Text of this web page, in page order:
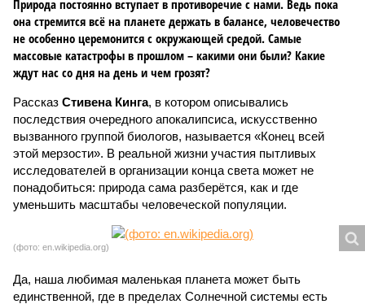
Природа постоянно вступает в противоречие с нами. Ведь пока
она стремится всё на планете держать в балансе, человечество
не особенно церемонится с окружающей средой. Самые
массовые катастрофы в прошлом – какими они были? Какие
ждут нас со дня на день и чем грозят?
Рассказ Стивена Кинга, в котором описывались
последствия очередного апокалипсиса, искусственно
вызванного группой биологов, называется «Конец всей
этой мерзости». В реальной жизни участия пытливых
исследователей в организации конца света может не
понадобиться: природа сама разберётся, как и где
уменьшить масштабы человеческой популяции.
(фото: en.wikipedia.org)
Да, наша любимая маленькая планета может быть
единственной, где в пределах Солнечной системы есть